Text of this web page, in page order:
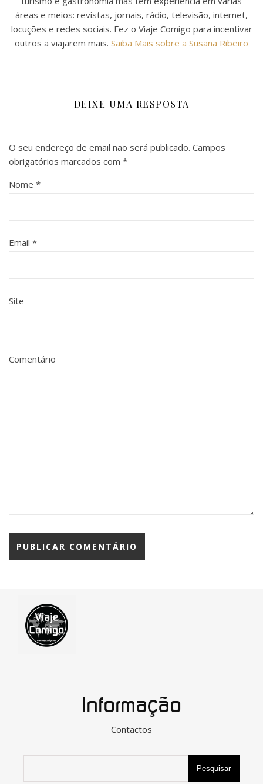
áreas e meios: revistas, jornais, rádio, televisão, internet,
locuções e redes sociais. Fez o Viaje Comigo para incentivar
outros a viajarem mais. Saiba Mais sobre a Susana Ribeiro
DEIXE UMA RESPOSTA
O seu endereço de email não será publicado. Campos
obrigatórios marcados com *
Nome *
Email *
Site
Comentário
Informação
Contactos
Pesquisar